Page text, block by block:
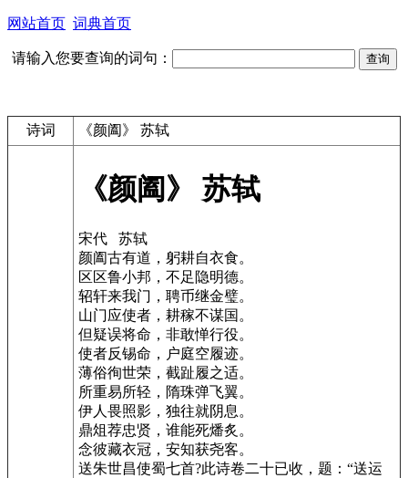
网站首页 词典首页
请输入您要查询的词句：
诗词 《颜阖》 苏轼
《颜阖》 苏轼
宋代 苏轼
颜阖古有道，躬耕自衣食。
区区鲁小邦，不足隐明德。
轺轩来我门，聘币继金璧。
山门应使者，耕稼不谋国。
但疑误将命，非敢惮行役。
使者反锡命，户庭空履迹。
薄俗徇世荣，截趾履之适。
所重易所轻，隋珠弹飞翼。
伊人畏照影，独往就阴息。
鼎俎荐忠贤，谁能死燔炙。
念彼藏衣冠，安知获尧客。
送朱世昌使蜀七首?此诗卷二十已收，题：“送运